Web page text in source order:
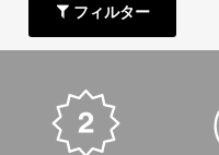
フィルター